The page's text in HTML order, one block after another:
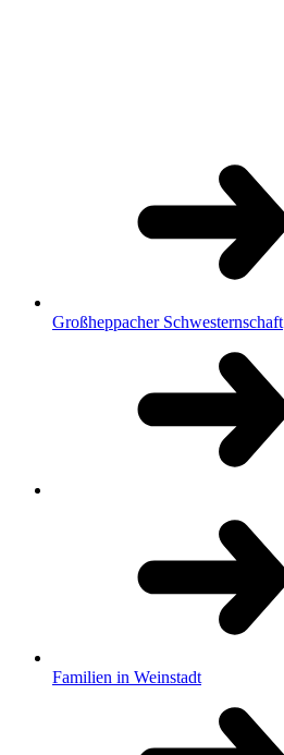
Großheppacher Schwesternschaft
Familien in Weinstadt